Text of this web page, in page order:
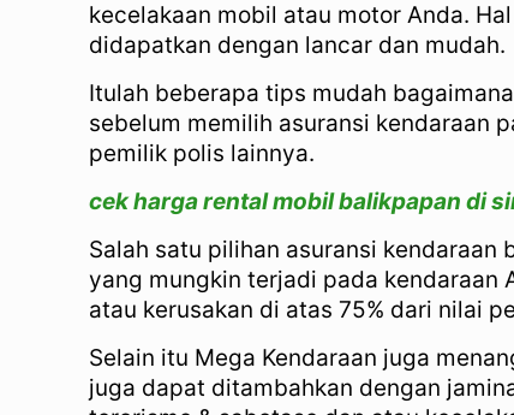
kecelakaan mobil atau motor Anda.
didapatkan dengan lancar dan mudah.
Itulah beberapa tips mudah
sebelum memilih asuransi kendaraan
pemilik polis lainnya.
cek harga rental mobil balikpapan di
Salah satu pilihan asuransi kendaraan
yang mungkin terjadi pada kendaraan
atau kerusakan di atas 75% dari nilai
Selain itu Mega Kendaraan juga
juga dapat ditambahkan dengan